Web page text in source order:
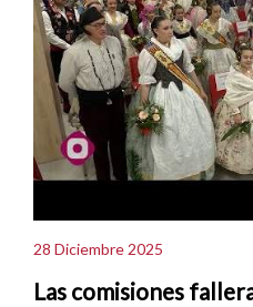
28 Diciembre 2025
Las comisiones